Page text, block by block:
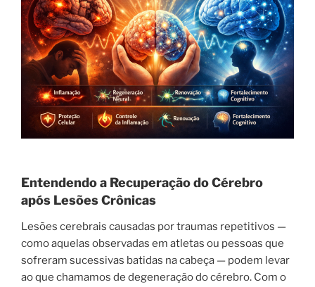
Entendendo a Recuperação do Cérebro
após Lesões Crônicas
Lesões cerebrais causadas por traumas repetitivos —
como aquelas observadas em atletas ou pessoas que
sofreram sucessivas batidas na cabeça — podem levar
ao que chamamos de degeneração do cérebro. Com o